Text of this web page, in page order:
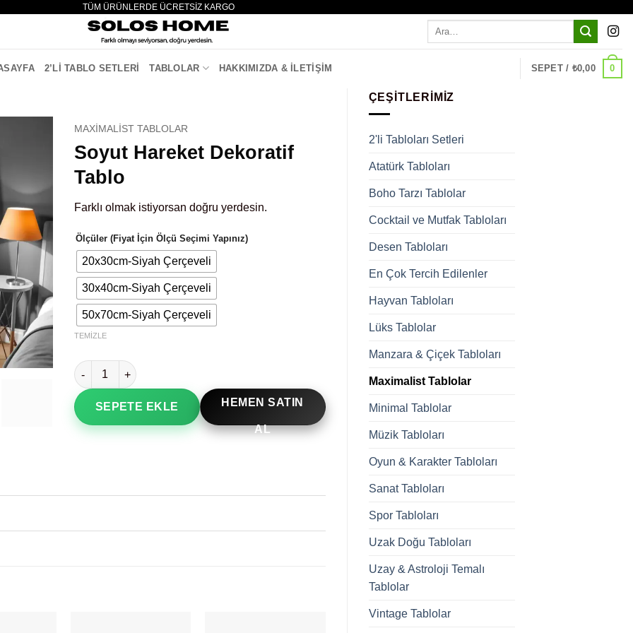
TÜM ÜRÜNLERDE ÜCRETSİZ KARGO
Ara:
2’LI TABLO SETLERI TABLOLAR HAKKIMIZDA & İLETIŞIM SEPET / ₺0,00 0
ÇEŞITLERIMIZ
2'li Tabloları Setleri
Atatürk Tabloları
Boho Tarzı Tablolar
Cocktail ve Mutfak Tabloları
Desen Tabloları
En Çok Tercih Edilenler
Hayvan Tabloları
Lüks Tablolar
Manzara & Çiçek Tabloları
Maximalist Tablolar
Minimal Tablolar
Müzik Tabloları
Oyun & Karakter Tabloları
Sanat Tabloları
Spor Tabloları
Uzak Doğu Tabloları
Uzay & Astroloji Temalı
Tablolar
Vintage Tablolar
MAXIMALIST TABLOLAR
Soyut Hareket Dekoratif
Tablo
Farklı olmak istiyorsan doğru yerdesin.
Ölçüler (Fiyat İçin Ölçü Seçimi Yapınız)
20x30cm-Siyah Çerçeveli
30x40cm-Siyah Çerçeveli
50x70cm-Siyah Çerçeveli
TEMIZLE
Soyut Hareket Dekoratif Tablo adet
SEPETE EKLE HEMEN SATIN
AL